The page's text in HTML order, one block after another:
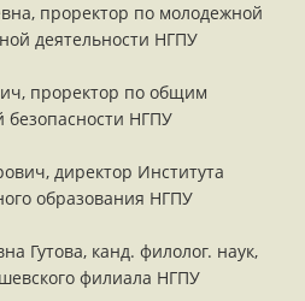
проректор по молодежной
деятельности НГПУ
проректор по общим
безопасности НГПУ
директор Института
образования НГПУ
Гутова, канд. филолог. наук,
филиала НГПУ